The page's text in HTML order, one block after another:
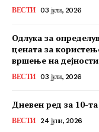
ВЕСТИ 03 јули, 2026
Одлука за
цената за
вршење на
ВЕСТИ 03 јули, 2026
Дневен ред за 10-
ВЕСТИ 24 јуни, 2026